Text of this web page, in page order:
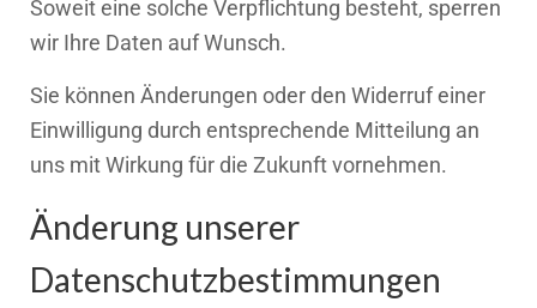
Soweit eine solche Verpflichtung besteht, sperren
wir Ihre Daten auf Wunsch.
Sie können Änderungen oder den Widerruf einer
Einwilligung durch entsprechende Mitteilung an
uns mit Wirkung für die Zukunft vornehmen.
Änderung unserer
Datenschutzbestimmungen